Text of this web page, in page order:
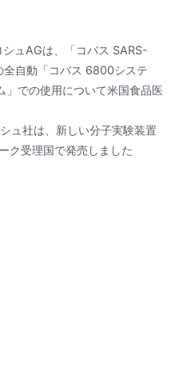
ュAGは、「コバス SARS-
自動「コバス 6800システ
での使用について米国食品医
ュ社は、新しい分子実験装置
ク受理国で発売しました